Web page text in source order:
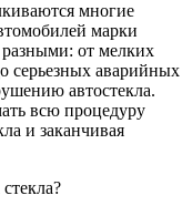
многие
марки
от мелких
серьезных аварийных
автостекла.
всю процедуру
и заканчивая